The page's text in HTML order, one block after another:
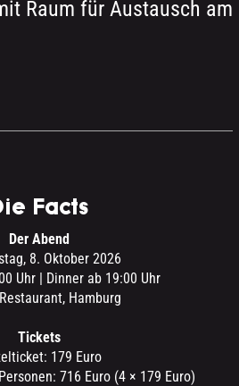
Raum für Austausch am
Facts
Der Abend
8. Oktober 2026
Uhr | Dinner ab 19:00 Uhr
Hamburg
Tickets
179 Euro
716 Euro (4 × 179 Euro)